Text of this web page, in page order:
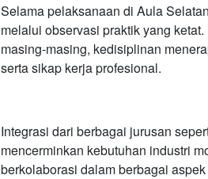
Selama pelaksanaan di Aula
melalui observasi praktik yang
masing-masing, kedisiplinan
serta sikap kerja profesional.
Integrasi dari berbagai jurusan
mencerminkan kebutuhan industri
berkolaborasi dalam berbagai